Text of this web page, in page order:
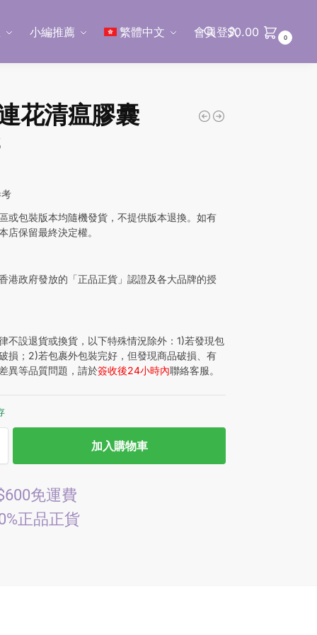
小編推薦 繁體中文 會員登入
$0.00 0
花清瘟膠囊
或包裝版本均隨機發貨，不提供版本退換。如有
店保留最終決定權。
港政府發放的「正品正貨」認證及各大品牌的授
不設退貨或換貨，以下特殊情況除外：1)若發現包
損；2)若包裹外包裝完好，但發現商品破損、有
異等品質問題，請於簽收後24小時內聯絡客服。
加入購物車
免運費
正品正貨